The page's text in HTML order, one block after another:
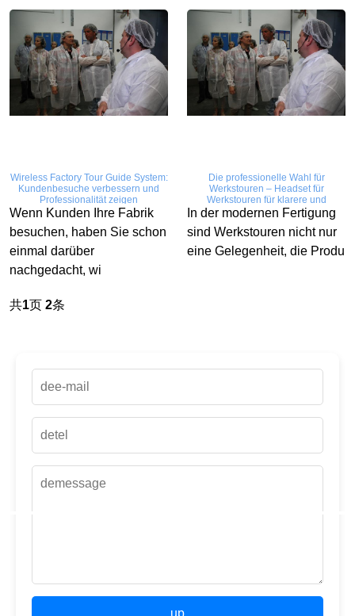
Wireless Factory Tour Guide System:
Kundenbesuche verbessern und
Professionalität zeigen
Wenn Kunden Ihre Fabrik
besuchen, haben Sie schon
einmal darüber
nachgedacht, wi
Die professionelle Wahl für
Werkstouren – Headset für
Werkstouren für klarere und
hochwertigere Kommunikation
In der modernen Fertigung
sind Werkstouren nicht nur
eine Gelegenheit, die Produ
共1页 2条
up